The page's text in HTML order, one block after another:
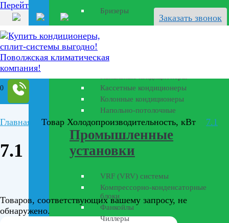
Перейти к содержанию
Заказать звонок
0
Бризеры
Полупромышленные
кондиционеры
Кассетные кондиционеры
Колонные кондиционеры
Напольно-потолочные
Промышленные
установки
VRF (VRV) системы
Компрессорно-конденсаторные
блоки
Фанкойлы
Чиллеры
Главная Товар Холодопроизводительность, кВт 7.1
7.1
Товаров, соответствующих вашему запросу, не
обнаружено.